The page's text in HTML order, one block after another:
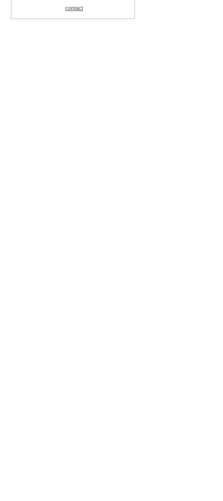
contact